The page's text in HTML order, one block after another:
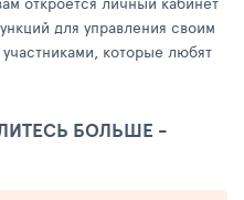
для управления своим
которые любят
БОЛЬШЕ -